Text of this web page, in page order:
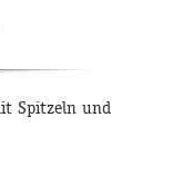
Spitzeln und